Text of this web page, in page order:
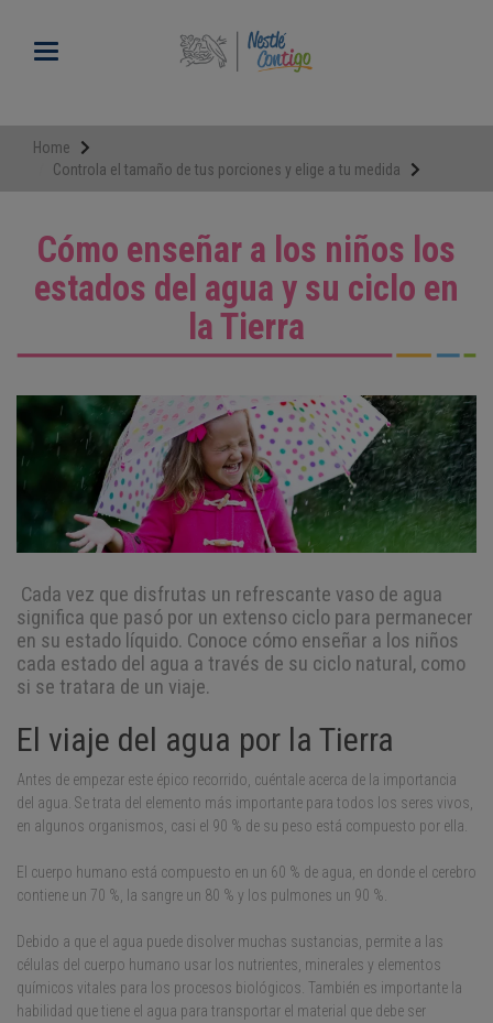
contenidoToggle navigation
Home
Controla el tamaño de tus porciones y elige a tu medida
Cómo enseñar a los niños los
estados del agua y su ciclo en
la Tierra
Cada vez que disfrutas un refrescante vaso de agua
significa que pasó por un extenso ciclo para permanecer
en su estado líquido. Conoce cómo enseñar a los niños
cada estado del agua a través de su ciclo natural, como
si se tratara de un viaje.
El viaje del agua por la Tierra
Antes de empezar este épico recorrido, cuéntale acerca de la importancia
del agua. Se trata del elemento más importante para todos los seres vivos,
en algunos organismos, casi el 90 % de su peso está compuesto por ella.
El cuerpo humano está compuesto en un 60 % de agua, en donde el cerebro
contiene un 70 %, la sangre un 80 % y los pulmones un 90 %.
Debido a que el agua puede disolver muchas sustancias, permite a las
células del cuerpo humano usar los nutrientes, minerales y elementos
químicos vitales para los procesos biológicos. También es importante la
habilidad que tiene el agua para transportar el material que debe ser